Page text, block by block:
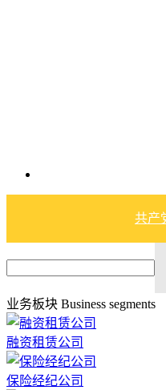
共产
业务板块 Business segments
融资租赁公司
保险经纪公司